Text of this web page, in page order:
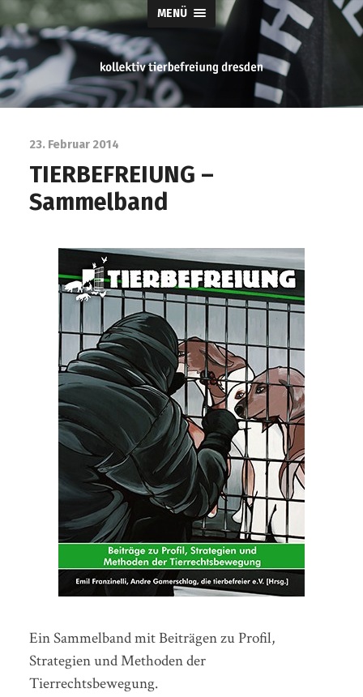
MENÜ
tierbefreiung
23. Februar 2014
TIERBEFREIUNG –
Sammelband
Ein Sammelband mit Beiträgen zu Profil,
Strategien und Methoden der
Tierrechtsbewegung.